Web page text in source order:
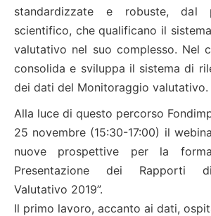
standardizzate e robuste,
scientifico, che qualificano il
valutativo nel suo complesso. Nel
consolida e sviluppa il sistema di
dei dati del Monitoraggio valutativo.
Alla luce di questo percorso
25 novembre (15:30-17:00) il
nuove prospettive per la
Presentazione dei Rapporti
Valutativo 2019”.
Il primo lavoro, accanto ai dati,